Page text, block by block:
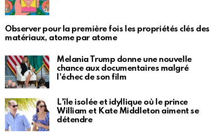
Observer pour la première fois les propriétés clés des
matériaux, atome par atome
Melania Trump donne une nouvelle
chance aux documentaires malgré
l'échec de son film
L'île isolée et idyllique où le prince
William et Kate Middleton aiment se
détendre